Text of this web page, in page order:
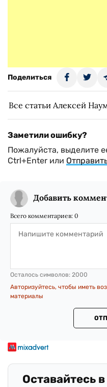
Поделиться
Все статьи Алексей
Заметили ошибку?
Пожалуйста, выделите
Ctrl+Enter или
Добавить
Всего комментариев: 0
Осталось символов: 2000
Авторизуйтесь, чтобы иметь
материалы
Оставайтесь